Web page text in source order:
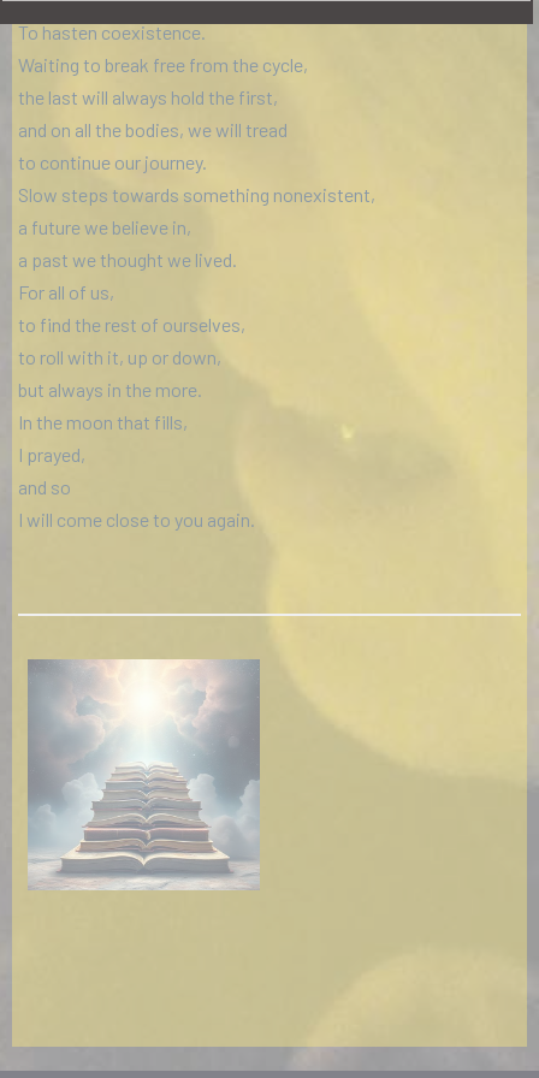
To hasten coexistence.
Waiting to break free from the cycle,
the last will always hold the first,
and on all the bodies, we will tread
to continue our journey.
Slow steps towards something nonexistent,
a future we believe in,
a past we thought we lived.
For all of us,
to find the rest of ourselves,
to roll with it, up or down,
but always in the more.
In the moon that fills,
I prayed,
and so
I will come close to you again.